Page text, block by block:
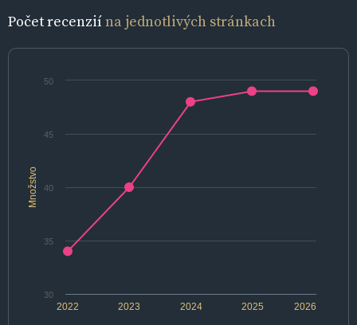
Počet recenziína jednotlivých stránkach
Množstvo
2022 2024 2026
2023 2025
30
35
40
45
50